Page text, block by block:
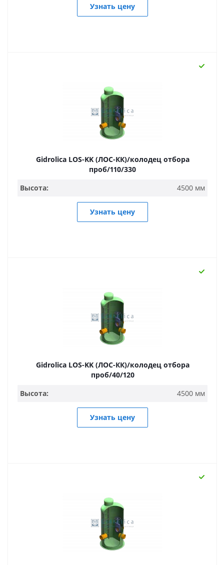
Узнать цену
Gidrolica LOS-KK (ЛОС-КК)/колодец отбора
проб/110/330
Высота:
4500 мм
Узнать цену
Gidrolica LOS-KK (ЛОС-КК)/колодец отбора
проб/40/120
Высота:
4500 мм
Узнать цену